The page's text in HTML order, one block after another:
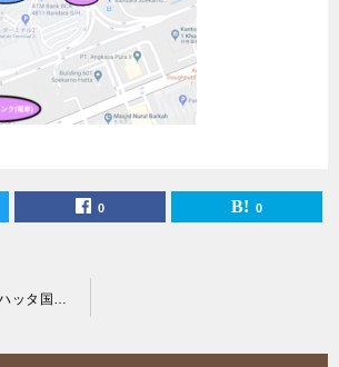
0 0
【完全版】スカルノハッタ国際空港からジャカルタ市内への交通手段を徹底解説！